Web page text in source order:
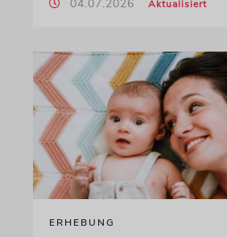
04.07.2026 Aktualisiert
ERHEBUNG